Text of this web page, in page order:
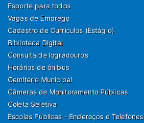
Esporte para todos
Vagas de Emprego
Cadastro de Currículos (Estágio)
Biblioteca Digital
Consulta de logradouros
Horários de ônibus
Cemitério Municipal
Câmeras de Monitoramento Públicas
Coleta Seletiva
Escolas Públicas - Endereços e Telefones